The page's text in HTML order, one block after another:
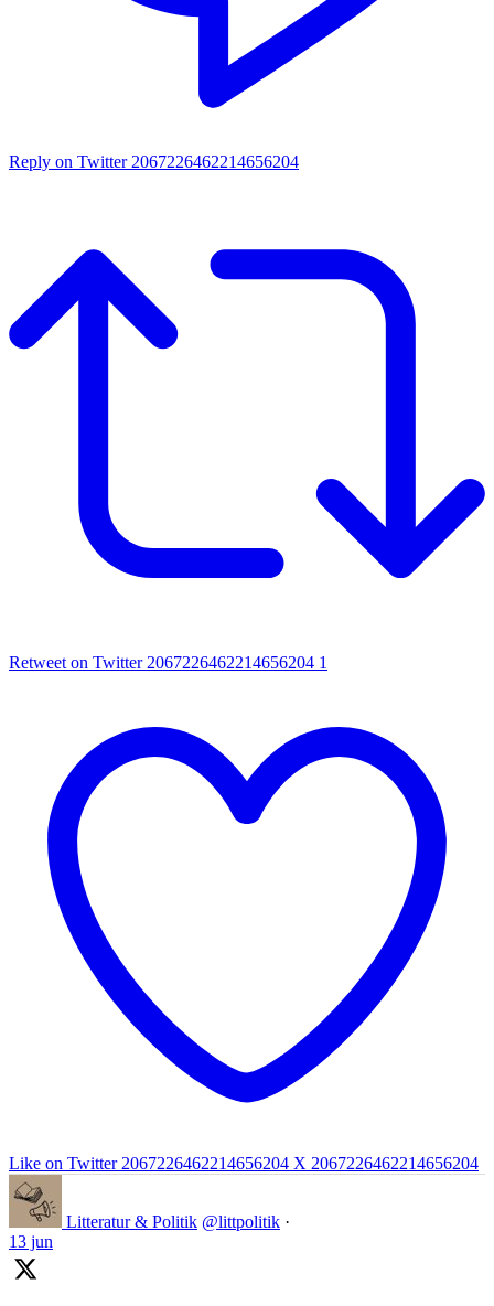
Reply on Twitter 2067226462214656204
Retweet on Twitter 2067226462214656204 1
Like on Twitter 2067226462214656204 X 2067226462214656204
Litteratur & Politik @littpolitik ·
13 jun